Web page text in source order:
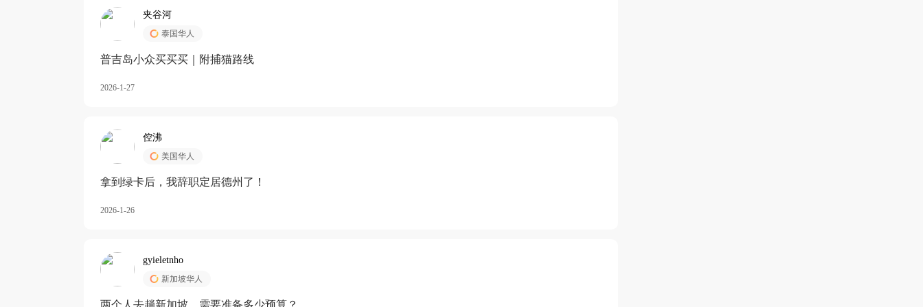
夹谷河
泰国华人
️普吉岛小众买买买｜附捕猫路线
2026-1-27
倥沸
美国华人
拿到绿卡后，我辞职定居德州了！
2026-1-26
gyieletnho
新加坡华人
两个人去趟新加坡，需要准备多少预算？